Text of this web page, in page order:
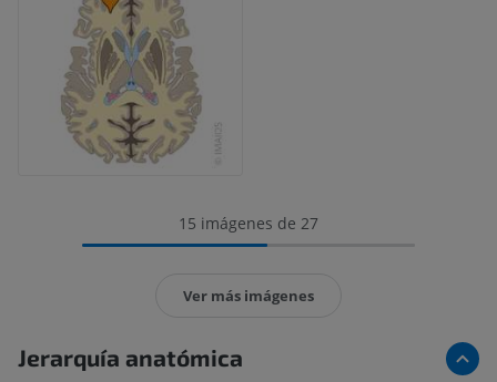
15 imágenes de 27
Ver más imágenes
Jerarquía anatómica